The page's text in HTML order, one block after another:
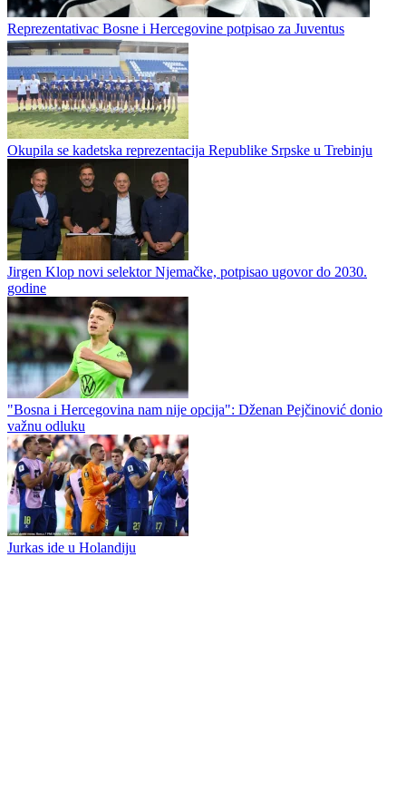
Fudbal / Reprezentacije
Reprezentativac Bosne i Hercegovine potpisao za Juventus
Okupila se kadetska reprezentacija Republike Srpske u Trebinju